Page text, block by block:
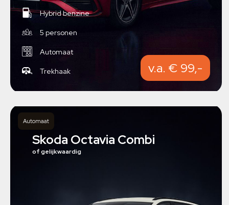
Hybrid benzine
5 personen
Automaat
Trekhaak v.a. € 99,-
Automaat
Skoda Octavia Combi
of gelijkwaardig